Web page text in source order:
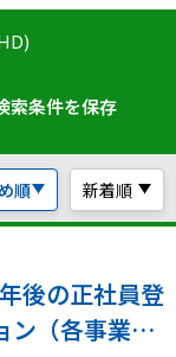
索条件を保存
順 新着順
後の正社員登
ン（各事業所
サービス